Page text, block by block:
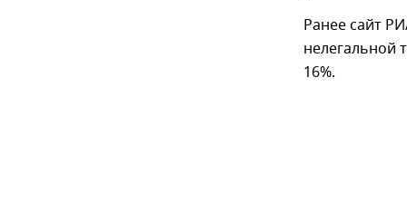
Ранее сайт
нелегальной
16%.